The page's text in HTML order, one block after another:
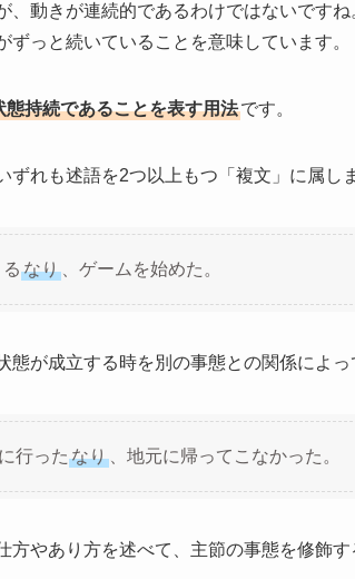
、動きが連続的であるわけではないですね
ずっと続いていることを意味しています。
態持続であることを表す用法です。
ずれも述語を2つ以上もつ「複文」に属し
なり 、ゲームを始めた。
態が成立する時を別の事態との関係によっ
行った なり 、地元に帰ってこなかった。
方やあり方を述べて、主節の事態を修飾す